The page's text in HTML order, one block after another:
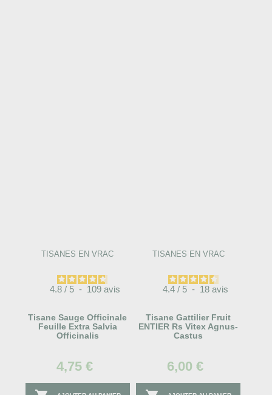
TISANES EN VRAC
4.8 / 5 - 109 avis
Tisane Sauge Officinale
Feuille Extra Salvia
Officinalis
4,75 €
TISANES EN VRAC
4.4 / 5 - 18 avis
Tisane Gattilier Fruit
ENTIER Rs Vitex Agnus-
Castus
6,00 €